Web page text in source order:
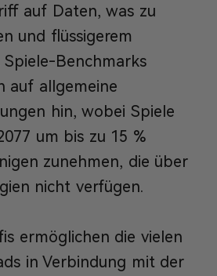
auf Daten, was zu
und flüssigerem
Benchmarks
auf allgemeine
hin, wobei Spiele
um bis zu 15 %
zunehmen, die über
nicht verfügen.
ermöglichen die vielen
in Verbindung mit der